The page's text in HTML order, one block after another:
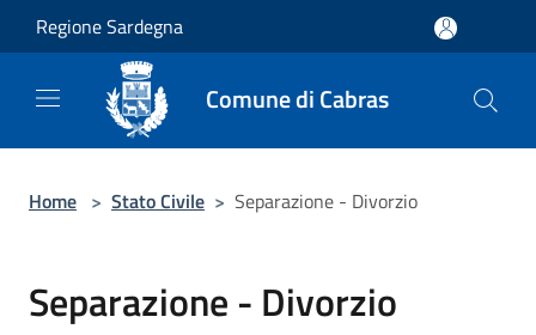
Salta al contenuto principale
Regione Sardegna
Comune di Cabras
Home > Stato Civile > Separazione - Divorzio
Separazione - Divorzio